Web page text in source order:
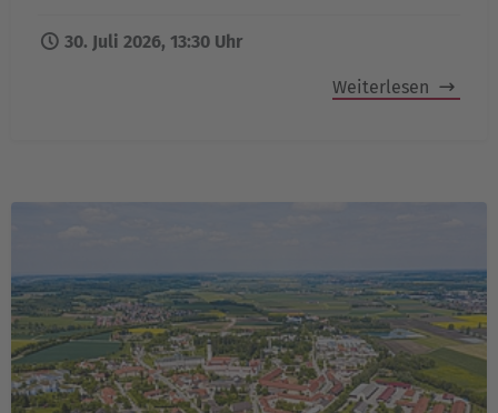
30. Juli 2026, 13:30 Uhr
Weiterlesen